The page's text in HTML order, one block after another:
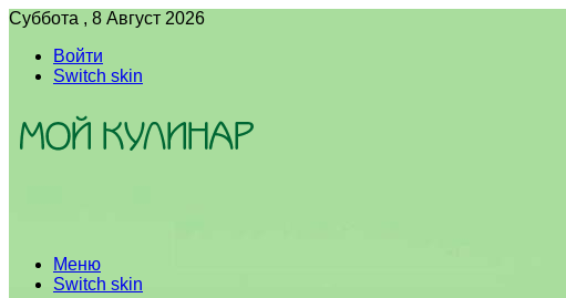
Суббота , 8 Август 2026
Войти
Switch skin
Меню
Switch skin